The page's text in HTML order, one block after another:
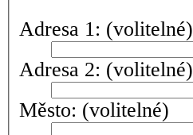
Adresa 1: (volitelné)
Adresa 2: (volitelné)
Město: (volitelné)